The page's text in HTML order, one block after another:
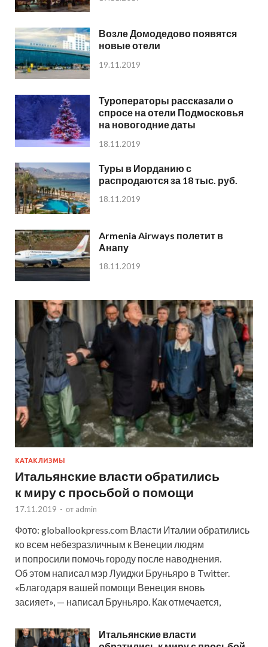
Возле Домодедово появятся
новые отели
19.11.2019
Туроператоры рассказали о
спросе на отели Подмосковья
на новогодние даты
18.11.2019
Туры в Иорданию с
распродаются за 18 тыс. руб.
18.11.2019
Armenia Airways полетит в
Анапу
18.11.2019
КАТАКЛИЗМЫ
Итальянские власти обратились
к миру с просьбой о помощи
17.11.2019 - от admin
Фото: globallookpress.com Власти Италии обратились
ко всем небезразличным к Венеции людям
и попросили помочь городу после наводнения.
Об этом написал мэр Луиджи Бруньяро в Twitter.
«Благодаря вашей помощи Венеция вновь
засияет», — написал Бруньяро. Как отмечается,
Итальянские власти